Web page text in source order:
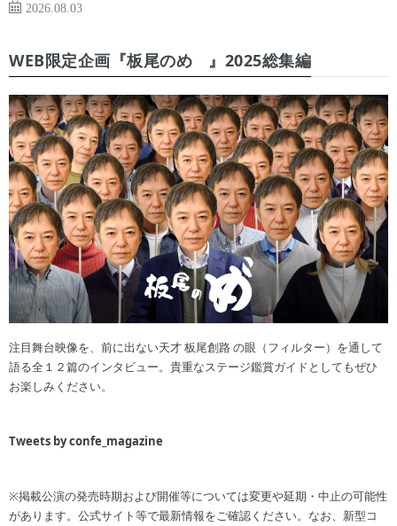
2026.08.03
WEB限定企画『板尾のめ゙』2025総集編
注目舞台映像を、前に出ない天才 板尾創路 の眼（フィルター）を通して
語る全１２篇のインタビュー。貴重なステージ鑑賞ガイドとしてもぜひ
お楽しみください。
Tweets by confe_magazine
※掲載公演の発売時期および開催等については変更や延期・中止の可能性
があります。公式サイト等で最新情報をご確認ください。なお、新型コ